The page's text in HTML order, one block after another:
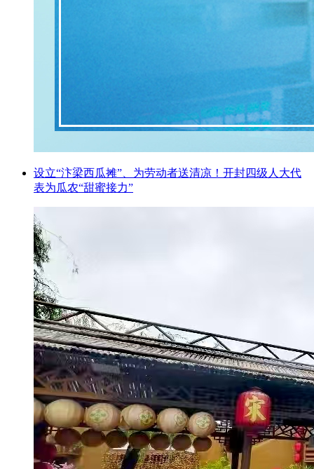
设立“汴梁西瓜摊”、为劳动者送清凉！开封四级人大代
表为瓜农“甜蜜接力”